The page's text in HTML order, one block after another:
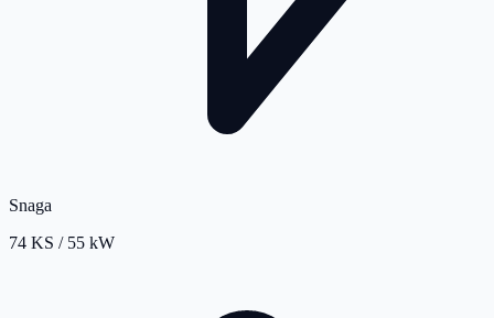
Snaga
74 KS / 55 kW